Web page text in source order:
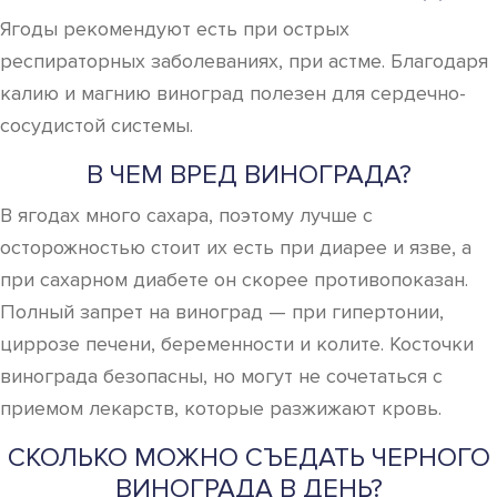
Ягоды рекомендуют есть при острых
респираторных заболеваниях, при астме. Благодаря
калию и магнию виноград полезен для сердечно-
сосудистой системы.
В ЧЕМ ВРЕД ВИНОГРАДА?
В ягодах много сахара, поэтому лучше с
осторожностью стоит их есть при диарее и язве, а
при сахарном диабете он скорее противопоказан.
Полный запрет на виноград — при гипертонии,
циррозе печени, беременности и колите. Косточки
винограда безопасны, но могут не сочетаться с
приемом лекарств, которые разжижают кровь.
СКОЛЬКО МОЖНО СЪЕДАТЬ ЧЕРНОГО
ВИНОГРАДА В ДЕНЬ?